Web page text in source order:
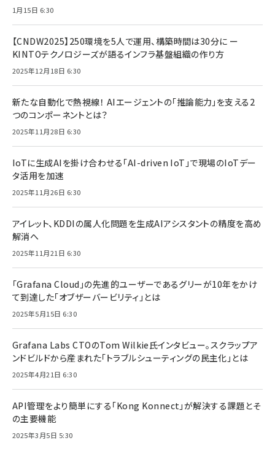
1月15日 6:30
【CNDW2025】250環境を5人で運用、構築時間は30分に ー
KINTOテクノロジーズが語るインフラ基盤組織の作り方
2025年12月18日 6:30
新たな自動化で熱視線！ AIエージェントの「推論能力」を支える2
つのコンポーネントとは？
2025年11月28日 6:30
IoTに生成AIを掛け合わせる「AI-driven IoT」で現場のIoTデー
タ活用を加速
2025年11月26日 6:30
アイレット、KDDIの属人化問題を生成AIアシスタントの精度を高め
解消へ
2025年11月21日 6:30
「Grafana Cloud」の先進的ユーザーであるグリーが10年をかけ
て到達した「オブザーバービリティ」とは
2025年5月15日 6:30
Grafana Labs CTOのTom Wilkie氏インタビュー。スクラップア
ンドビルドから産まれた「トラブルシューティングの民主化」とは
2025年4月21日 6:30
API管理をより簡単にする「Kong Konnect」が解決する課題とそ
の主要機能
2025年3月5日 5:30